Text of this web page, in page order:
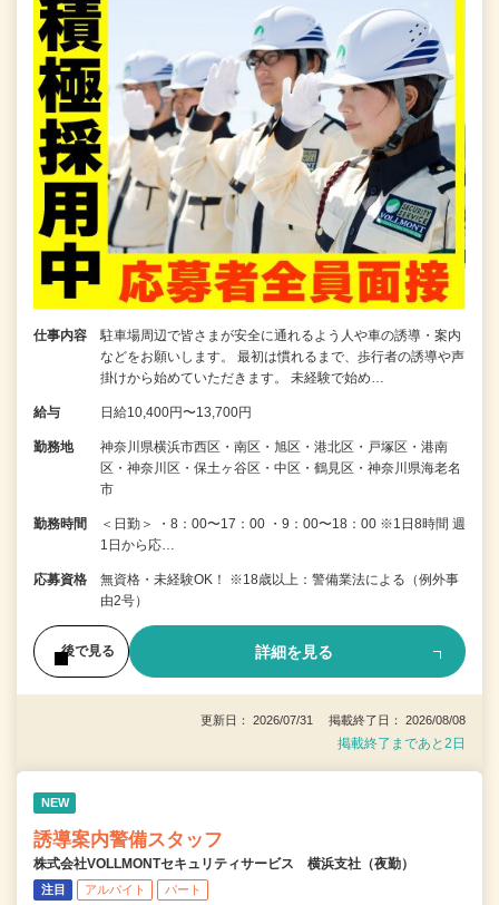
仕事内容
駐車場周辺で皆さまが安全に通れるよう人や車の誘導・案内
などをお願いします。 最初は慣れるまで、歩行者の誘導や声
掛けから始めていただきます。 未経験で始め…
給与 日給10,400円〜13,700円
勤務地
神奈川県横浜市西区・南区・旭区・港北区・戸塚区・港南
区・神奈川区・保土ヶ谷区・中区・鶴見区・神奈川県海老名
市
勤務時間
＜日勤＞ ・8：00〜17：00 ・9：00〜18：00 ※1日8時間 週
1日から応…
応募資格
無資格・未経験OK！ ※18歳以上：警備業法による（例外事
由2号）
後で見る 詳細を見る
更新日： 2026/07/31 掲載終了日： 2026/08/08
掲載終了まであと2日
NEW
誘導案内警備スタッフ
株式会社VOLLMONTセキュリティサービス 横浜支社（夜勤）
注目 アルバイト パート